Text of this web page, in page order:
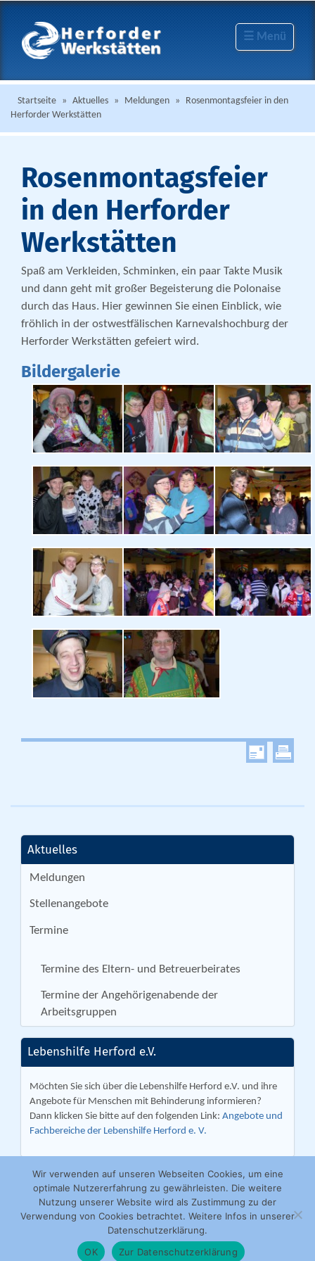
☰ Menü
Startseite » Aktuelles » Meldungen »
Rosenmontagsfeier in den
Herforder Werkstätten
Rosenmontagsfeier
in den Herforder
Werkstätten
Spaß am Verkleiden, Schminken, ein paar Takte Musik
und dann geht mit großer Begeisterung die Polonaise
durch das Haus. Hier gewinnen Sie einen Einblick, wie
fröhlich in der ostwestfälischen Karnevalshochburg der
Herforder Werkstätten gefeiert wird.
Bildergalerie
Aktuelles
Meldungen
Stellenangebote
Termine
Termine des Eltern- und Betreuerbeirates
Termine der Angehörigenabende der
Arbeitsgruppen
Lebenshilfe Herford e.V.
Möchten Sie sich über die Lebenshilfe Herford e.V. und ihre
Angebote für Menschen mit Behinderung informieren?
Dann klicken Sie bitte auf den folgenden Link: Angebote und
Fachbereiche der Lebenshilfe Herford e. V.
Herforder Werkstätten GmbH | Ackerstraße 31 | 32051 Herford | Tel.
05221 9153 0 |info@herforder-werkstaetten.de
Wir verwenden auf unseren Webseiten Cookies, um eine
optimale Nutzererfahrung zu gewährleisten. Die weitere
Nutzung unserer Website wird als Zustimmung zu der
Verwendung von Cookies betrachtet. Weitere Infos in unserer
Datenschutzerklärung.
OK
Zur Datenschutzerklärung